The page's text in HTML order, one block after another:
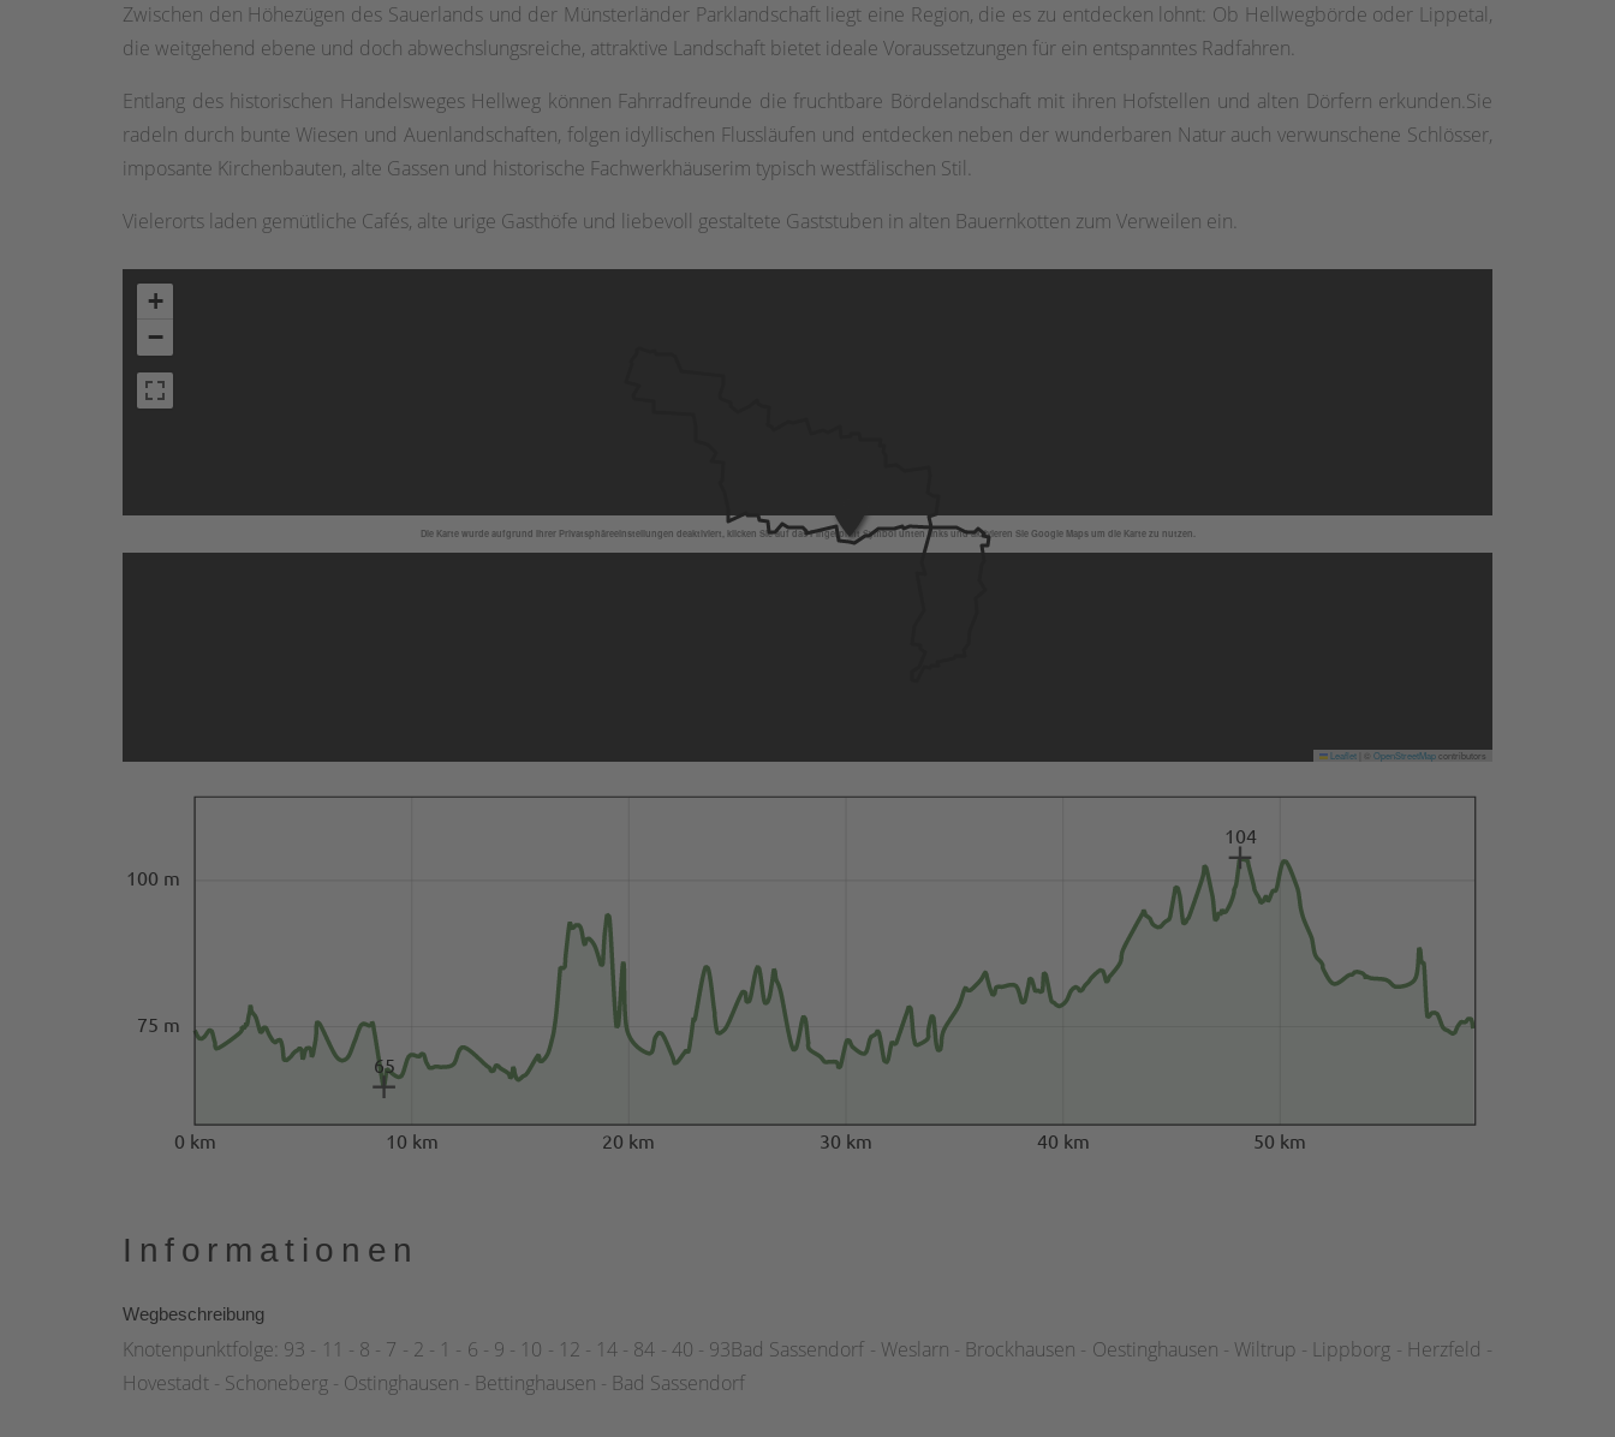
Zwischen den Höhezügen des Sauerlands und der Münsterländer Parklandschaft liegt eine Region, die es zu entdecken lohnt: Ob Hellwegbörde oder Lippetal,
die weitgehend ebene und doch abwechslungsreiche, attraktive Landschaft bietet ideale Voraussetzungen für ein entspanntes Radfahren.
Entlang des historischen Handelsweges Hellweg können Fahrradfreunde die fruchtbare Bördelandschaft mit ihren Hofstellen und alten Dörfern erkunden.Sie
radeln durch bunte Wiesen und Auenlandschaften, folgen idyllischen Flussläufen und entdecken neben der wunderbaren Natur auch verwunschene Schlösser,
imposante Kirchenbauten, alte Gassen und historische Fachwerkhäuserim typisch westfälischen Stil.
Vielerorts laden gemütliche Cafés, alte urige Gasthöfe und liebevoll gestaltete Gaststuben in alten Bauernkotten zum Verweilen ein.
Die Karte wurde aufgrund Ihrer Privatsphäreeinstellungen deaktiviert, klicken Sie auf das Fingerprint Symbol unten links und aktivieren Sie Google Maps um die Karte zu nutzen.
+
−
Leaflet OpenStreetMapcontributors
0 km 10 km 20 km 30 km 40 km 50 km
75 m
100 m
65
104
Informationen
Wegbeschreibung
Knotenpunktfolge: 93 - 11 - 8 - 7 - 2 - 1 - 6 - 9 - 10 - 12 - 14 - 84 - 40 - 93Bad Sassendorf - Weslarn - Brockhausen - Oestinghausen - Wiltrup - Lippborg - Herzfeld -
Hovestadt - Schoneberg - Ostinghausen - Bettinghausen - Bad Sassendorf